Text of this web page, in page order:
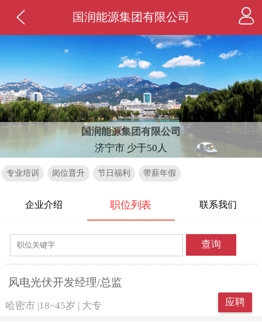
国润能源集团有限公司
国润能源集团有限公司
济宁市 少于50人
专业培训 岗位晋升 节日福利 带薪年假
企业介绍 职位列表 联系我们
查询
风电光伏开发经理/总监
哈密市 18~45岁 大专 应聘